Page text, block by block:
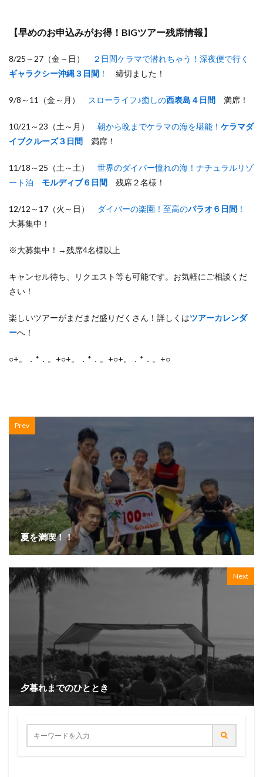
【早めのお申込みがお得！BIGツアー残席情報】
8/25～27（金～日）
２日間ケラマで潜れちゃう！深夜便で行く
ギャラクシー沖縄３日間 ！ 締切ました！
9/8～11（金～月） スローライフ♪癒しの西表島４日間 満席！
10/21～23（土～月） 朝から晩までケラマの海を堪能！ ケラマダ
イブクルーズ３日間 満席！
11/18～25（土～土） 世界のダイバー憧れの海！ナチュラルリゾ
ート泊 モルディブ６日間 残席２名様！
12/12～17（火～日） ダイバーの楽園！至高のパラオ６日間 ！
大募集中！
※大募集中！→残席4名様以上
キャンセル待ち、リクエスト等も可能です。お気軽にご相談くだ
さい！
楽しいツアーがまだまだ盛りだくさん！詳しくはツアーカレンダ
ーへ！
○+。．*．。+○+。．*．。+○+。．*．。+○
Prev
夏を満喫！！
Next
夕暮れまでのひととき